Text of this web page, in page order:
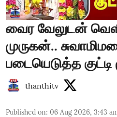
வைர வேலுடன்
முருகன்..
படையெடுத்த குட்டி
thanthitv
Published on: 06 Aug 2026, 3:43